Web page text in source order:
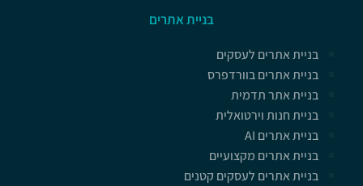
בניית אתרים
בניית אתרים לעסקים
בניית אתרים בוורדפרס
בניית אתר תדמית
בניית חנות וירטואלית
בניית אתרים AI
בניית אתרים מקצועיים
בניית אתרים לעסקים קטנים